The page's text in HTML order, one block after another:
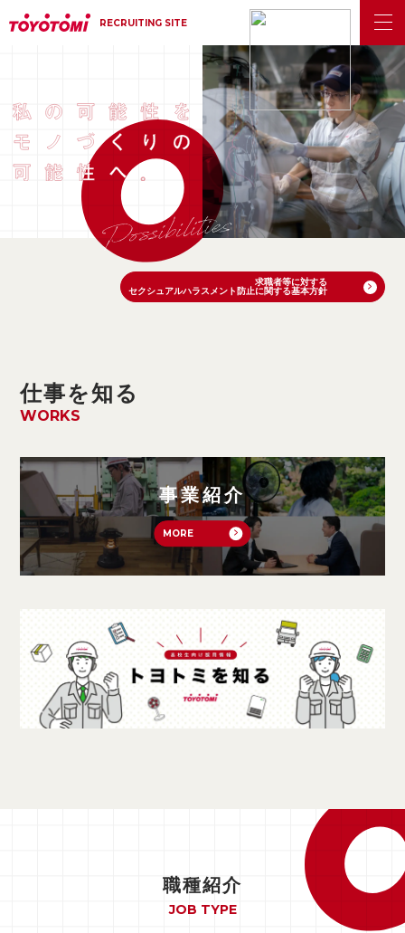
RECRUITING SITE
求職者等に対する
セクシュアルハラスメント防止に関する基本方針
仕事を知る
WORKS
事業紹介
MORE
職種紹介
JOB TYPE